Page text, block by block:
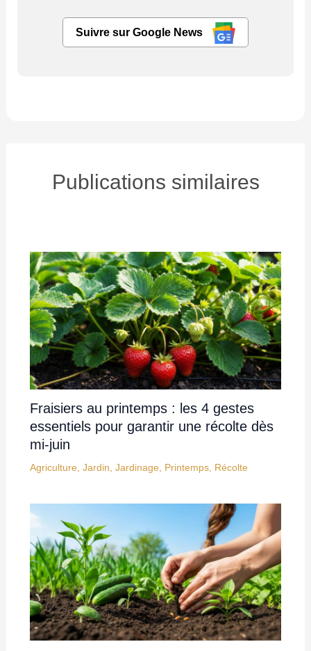
Suivre sur Google News
Publications similaires
Fraisiers au printemps : les 4 gestes
essentiels pour garantir une récolte dès
mi-juin
Agriculture Jardin Jardinage Printemps, Récolte